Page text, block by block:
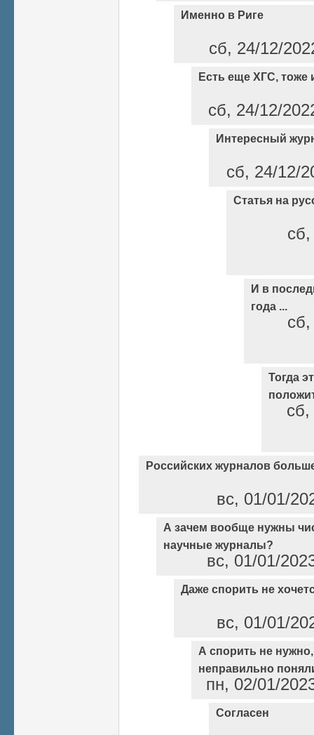
Именно в Риге
сб, 24/12/
Есть еще ХГС, тоже
сб, 24/12/
Интересный
сб, 24/12/
Статья на
И в
года ...
Тогда
Российских журналов
вс, 01/01/
А зачем вообще нужны
научные журналы?
вс, 01/01/
Даже спорить не
вс, 01/01/
А спорить не
неправильно
пн, 02/01/
Согласен